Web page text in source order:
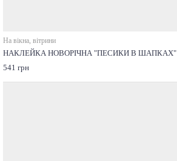
На вікна, вітрини
НАКЛЕЙКА НОВОРІЧНА "ПЕСИКИ В ШАПКАХ"
541 грн